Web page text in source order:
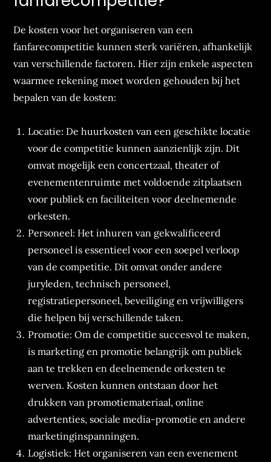
De kosten voor het organiseren van een
fanfarecompetitie kunnen sterk variëren, afhankelijk
van verschillende factoren. Hier zijn enkele aspecten
waarmee rekening moet worden gehouden bij het
bepalen van de kosten:
Locatie: De huurkosten van een geschikte locatie
voor de competitie kunnen aanzienlijk zijn. Dit
omvat mogelijk een concertzaal, theater of
evenementenruimte met voldoende zitplaatsen
voor publiek en faciliteiten voor deelnemende
orkesten.
Personeel: Het inhuren van gekwalificeerd
personeel is essentieel voor een soepel verloop
van de competitie. Dit omvat onder andere
juryleden, technisch personeel,
registratiepersoneel, beveiliging en vrijwilligers
die helpen bij verschillende taken.
Promotie: Om de competitie succesvol te maken,
is marketing en promotie belangrijk om publiek
aan te trekken en deelnemende orkesten te
werven. Kosten kunnen ontstaan ​​door het
drukken van promotiemateriaal, online
advertenties, sociale media-promotie en andere
marketinginspanningen.
Logistiek: Het organiseren van een evenement